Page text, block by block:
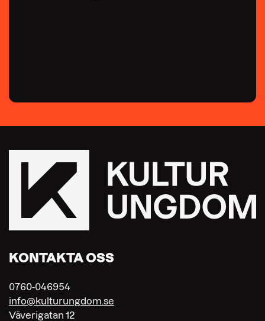
KONTAKTA OSS
0760-046954
info@kulturungdom.se
Väverigatan 12